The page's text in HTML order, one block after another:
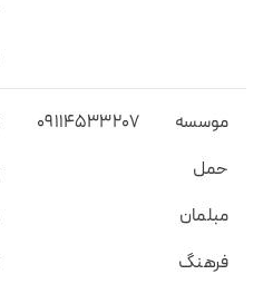
موسسه
حمل
مبلمان
فرهنگ
09114533207